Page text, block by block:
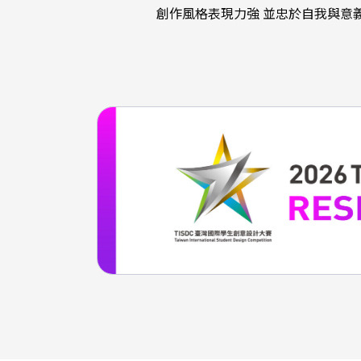
創作風格表現力強 並忠於自我與意